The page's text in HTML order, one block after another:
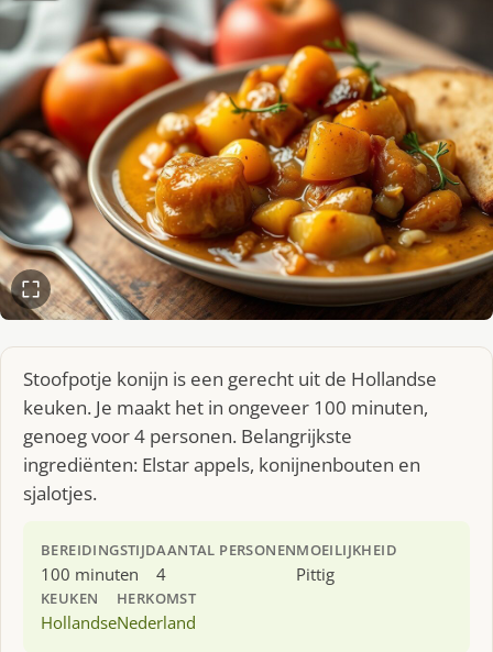
Stoofpotje konijn is een gerecht uit de Hollandse
keuken. Je maakt het in ongeveer 100 minuten,
genoeg voor 4 personen. Belangrijkste
ingrediënten: Elstar appels, konijnenbouten en
sjalotjes.
BEREIDINGSTIJD
100 minuten
AANTAL PERSONEN
4
MOEILIJKHEID
Pittig
KEUKEN
Hollandse
HERKOMST
Nederland